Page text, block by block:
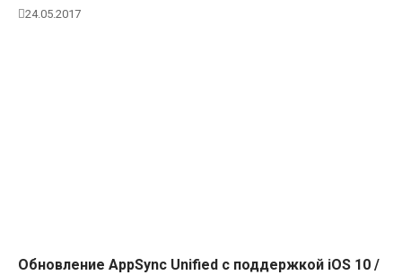
24.05.2017
Обновление AppSync Unified с поддержкой iOS 10 /